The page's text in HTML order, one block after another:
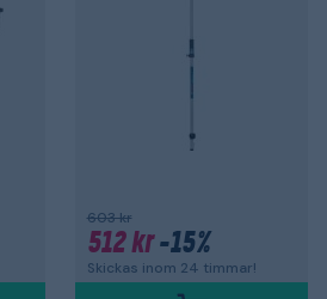
603 kr
512 kr-15%
Skickas inom 24 timmar!